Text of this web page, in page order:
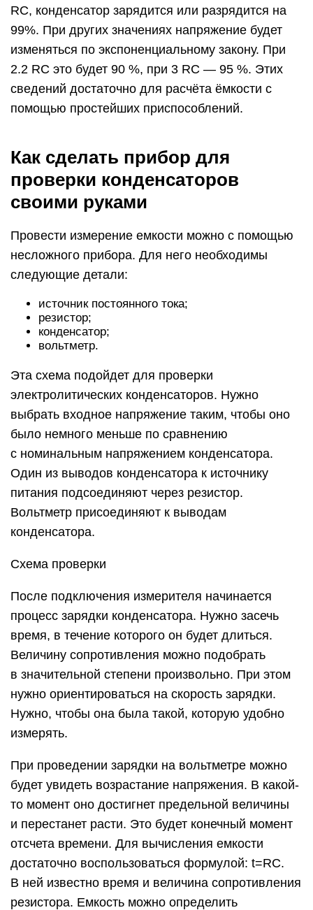
RC, конденсатор зарядится или разрядится на
99%. При других значениях напряжение будет
изменяться по экспоненциальному закону. При
2.2 RC это будет 90 %, при 3 RC — 95 %. Этих
сведений достаточно для расчёта ёмкости с
помощью простейших приспособлений.
Как сделать прибор для
проверки конденсаторов
своими руками
Провести измерение емкости можно с помощью
несложного прибора. Для него необходимы
следующие детали:
источник постоянного тока;
резистор;
конденсатор;
вольтметр.
Эта схема подойдет для проверки
электролитических конденсаторов. Нужно
выбрать входное напряжение таким, чтобы оно
было немного меньше по сравнению
с номинальным напряжением конденсатора.
Один из выводов конденсатора к источнику
питания подсоединяют через резистор.
Вольтметр присоединяют к выводам
конденсатора.
Схема проверки
После подключения измерителя начинается
процесс зарядки конденсатора. Нужно засечь
время, в течение которого он будет длиться.
Величину сопротивления можно подобрать
в значительной степени произвольно. При этом
нужно ориентироваться на скорость зарядки.
Нужно, чтобы она была такой, которую удобно
измерять.
При проведении зарядки на вольтметре можно
будет увидеть возрастание напряжения. В какой-
то момент оно достигнет предельной величины
и перестанет расти. Это будет конечный момент
отсчета времени. Для вычисления емкости
достаточно воспользоваться формулой: t=RC.
В ней известно время и величина сопротивления
резистора. Емкость можно определить